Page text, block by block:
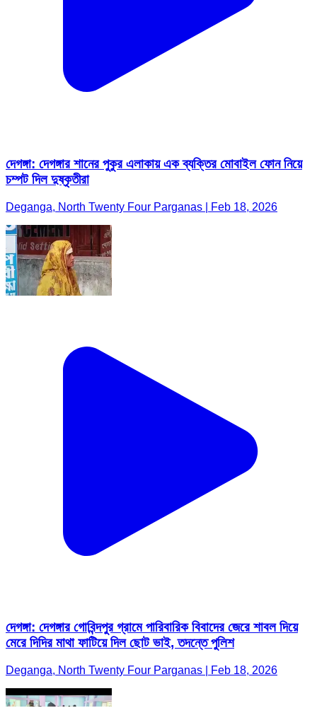
দেগঙ্গা: দেগঙ্গার শানের পুকুর এলাকায় এক ব্যক্তির মোবাইল ফোন নিয়ে
চম্পট দিল দুষ্কৃতীরা
Deganga, North Twenty Four Parganas | Feb 18, 2026
দেগঙ্গা: দেগঙ্গার গোবিন্দপুর গ্রামে পারিবারিক বিবাদের জেরে শাবল দিয়ে
মেরে দিদির মাথা ফাটিয়ে দিল ছোট ভাই, তদন্তে পুলিশ
Deganga, North Twenty Four Parganas | Feb 18, 2026